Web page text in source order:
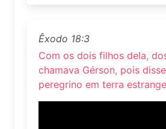
Êxodo 18:3
Com os dois filhos dela,
chamava Gérson, pois
peregrino em terra